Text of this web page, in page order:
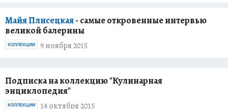
Майя Плисецкая- самые откровенные интервью
великой балерины
9 ноября 2015
КОЛЛЕКЦИИ
Подписка на коллекцию "Кулинарная
энциклопедия"
14 октября 2015
КОЛЛЕКЦИИ